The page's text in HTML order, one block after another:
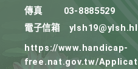
傳真
03-8885529
電子信箱
https://www.handicap-
free.nat.gov.tw/